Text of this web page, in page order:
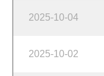
2025-10-04
2025-10-02